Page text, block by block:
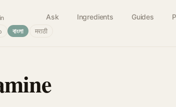
Ask Ingredients Guides
বাংলা मराठी